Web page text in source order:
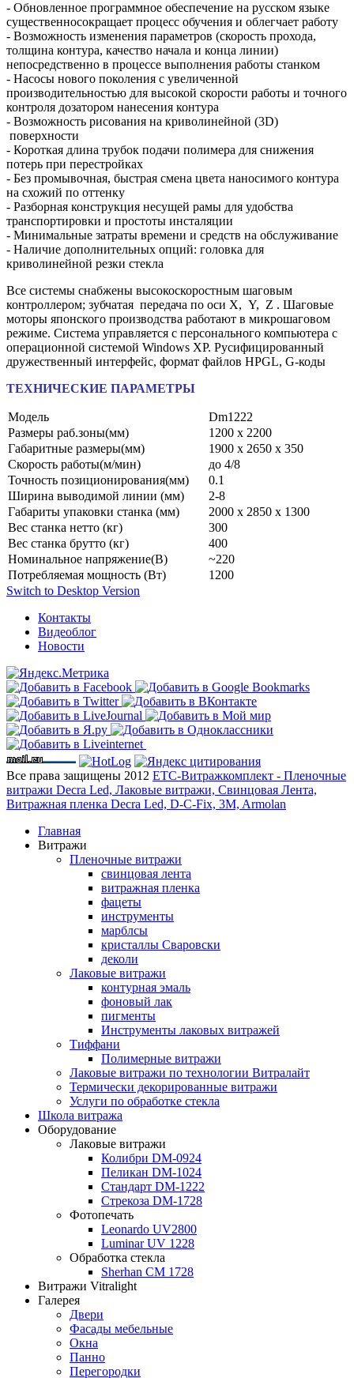
- Обновленное программное обеспечение на русском языке
существенносокращает процесс обучения и облегчает работу
- Возможность изменения параметров (скорость прохода,
толщина контура, качество начала и конца линии)
непосредственно в процессе выполнения работы станком
- Насосы нового поколения с увеличенной
производительностью для высокой скорости работы и точного
контроля дозатором нанесения контура
- Возможность рисования на криволинейной (3D)
поверхности
- Короткая длина трубок подачи полимера для снижения
потерь при перестройках
- Без промывочная, быстрая смена цвета наносимого контура
на схожий по оттенку
- Разборная конструкция несущей рамы для удобства
транспортировки и простоты инсталяции
- Минимальные затраты времени и средств на обслуживание
- Наличие дополнительных опций: головка для
криволинейной резки стекла
Все системы снабжены высокоскоростным шаговым
контроллером; зубчатая передача по оси X, Y, Z . Шаговые
моторы японского производства работают в микрошаговом
режиме. Система управляется с персонального компьютера с
операционной системой Windows XP. Русифицированный
дружественный интерфейс, формат файлов HPGL, G-коды
ТЕХНИЧЕСКИЕ ПАРАМЕТРЫ
Модель
Dm1222
Размеры раб.зоны(мм)
1200 х 2200
Габаритные размеры(мм)
1900 х 2650 х 350
Скорость работы(м/мин)
до 4/8
Точность позиционирования(мм)
0.1
Ширина выводимой линии (мм)
2-8
Габариты упаковки станка (мм)
2000 х 2850 х 1300
Вес станка нетто (кг)
300
Вес станка брутто (кг)
400
Номинальное напряжение(В)
~220
Потребляемая мощность (Вт)
1200
Switch to Desktop Version
Контакты
Видеоблог
Новости
Все права защищены 2012 ЕТС-Витражкомплект - Пленочные
витражи Decra Led, Лаковые витражи, Свинцовая Лента,
Витражная пленка Decra Led, D-C-Fix, 3M, Armolan
Главная
Витражи
Пленочные витражи
свинцовая лента
витражная пленка
фацеты
инструменты
марблсы
кристаллы Сваровски
деколи
Лаковые витражи
контурная эмаль
фоновый лак
пигменты
Инструменты лаковых витражей
Тиффани
Полимерные витражи
Лаковые витражи по технологии Витралайт
Термически декорированные витражи
Услуги по обработке стекла
Школа витража
Оборудование
Лаковые витражи
Колибри DM-0924
Пеликан DM-1024
Стандарт DM-1222
Стрекоза DM-1728
Фотопечать
Leonardo UV2800
Luminar UV 1228
Обработка стекла
Sherhan CM 1728
Витражи Vitralight
Галерея
Двери
Фасады мебельные
Окна
Панно
Перегородки